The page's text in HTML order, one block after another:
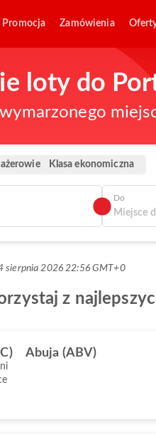
Promocja Zamówienia
loty do
Klasa ekonomiczna
Do
sierpnia 2026 22:56 GMT+0
z
Abuja (ABV)